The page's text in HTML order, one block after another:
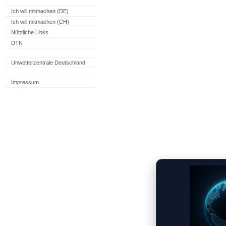
Ich will mitmachen (DE)
Ich will mitmachen (CH)
Nützliche Links
DTN
Unwetterzentrale Deutschland
Impressum